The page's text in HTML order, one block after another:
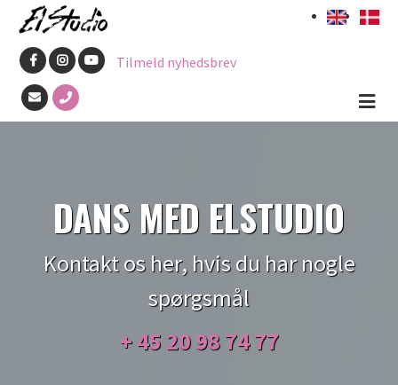
hovedindhold
Tilmeld nyhedsbrev
DANS MED ELSTUDIO
Kontakt os her, hvis du har nogle
spørgsmål
+ 45 20 98 74 77